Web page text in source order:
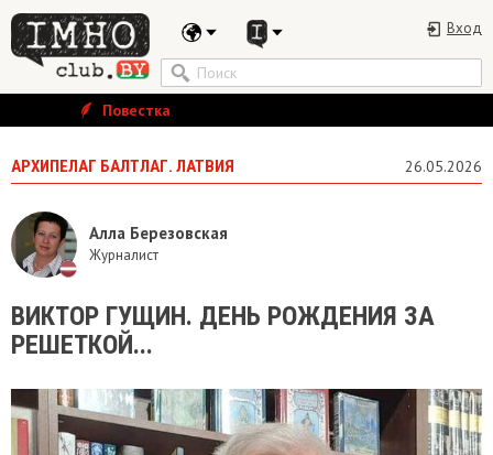
Вход
Повестка
АРХИПЕЛАГ БАЛТЛАГ. ЛАТВИЯ 26.05.2026
Алла Березовская
Журналист
ВИКТОР ГУЩИН. ДЕНЬ РОЖДЕНИЯ ЗА
РЕШЕТКОЙ...